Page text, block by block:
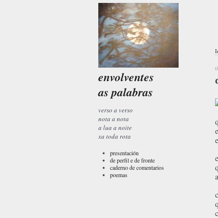
envolventes
as palabras
verso a verso
nota a nota
a lua a noite
xa toda rota
presentación
de perfil e de fronte
caderno de comentarios
poemas